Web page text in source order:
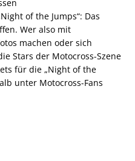
of the Jumps“: Das
Wer also mit
machen oder sich
Stars der Motocross-Szene
für die „Night of the
unter Motocross-Fans